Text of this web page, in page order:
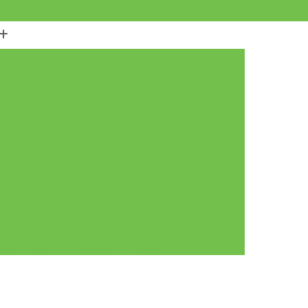
e Freio Solo